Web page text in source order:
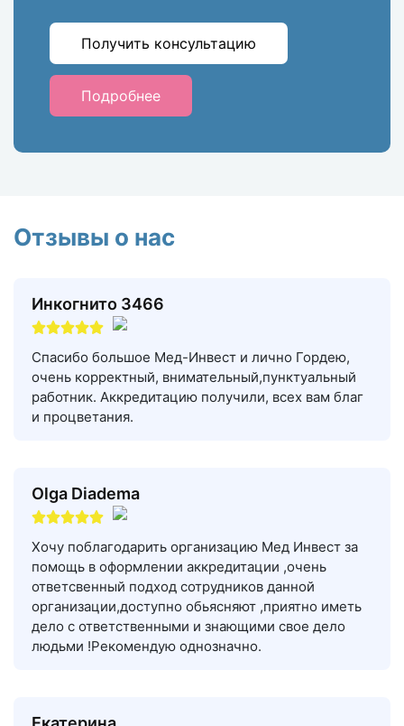
Получить консультацию
Подробнее
Отзывы о нас
Инкогнито 3466
Спасибо большое Мед-Инвест и лично Гордею,
очень корректный, внимательный,пунктуальный
работник. Аккредитацию получили, всех вам благ
и процветания.
Olga Diadema
Хочу поблагодарить организацию Мед Инвест за
помощь в оформлении аккредитации ,очень
ответсвенный подход сотрудников данной
организации,доступно обьясняют ,приятно иметь
дело с ответственными и знающими свое дело
людьми !Рекомендую однозначно.